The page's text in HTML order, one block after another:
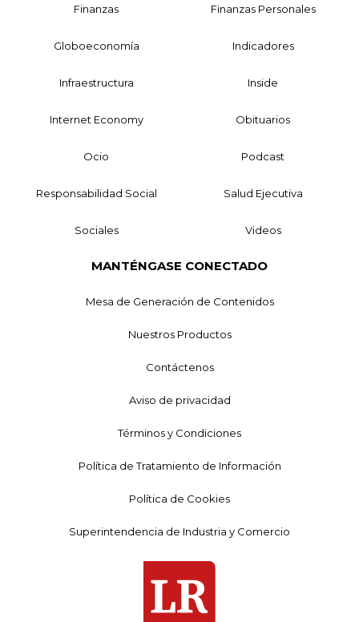
Finanzas Finanzas Personales
Globoeconomía Indicadores
Infraestructura Inside
Internet Economy Obituarios
Ocio Podcast
Responsabilidad Social Salud Ejecutiva
Sociales Videos
MANTÉNGASE CONECTADO
Mesa de Generación de Contenidos
Nuestros Productos
Contáctenos
Aviso de privacidad
Términos y Condiciones
Política de Tratamiento de Información
Política de Cookies
Superintendencia de Industria y Comercio